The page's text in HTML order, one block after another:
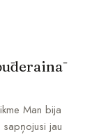
Man bija
jau